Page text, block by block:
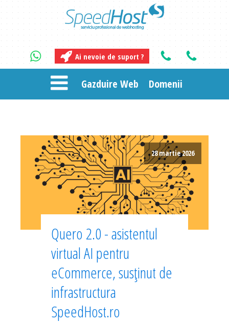
Ai nevoie de suport ?
Gazduire Web Domenii
28 martie 2026
Quero 2.0 - asistentul
virtual AI pentru
eCommerce, susținut de
infrastructura
SpeedHost.ro